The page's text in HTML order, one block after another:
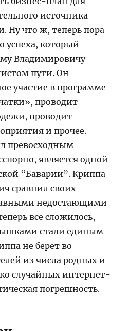
источника
Ну что ж, теперь пора
успеха, который
Владимировичу
пути. Он
участие в программе
проводит
проводит
и прочее.
превосходным
является одной
“Баварии”. Криппа
сравнил своих
недостающими
все сложилось,
стали единым
не берет во
из числа родных и
случайных интернет-
погрешность.